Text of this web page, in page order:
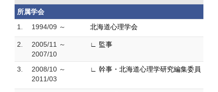
所属学会
1.
1994/09 ～ 北海道心理学会
2.
2005/11 ～
2007/10
∟ 監事
3.
2008/10 ～
2011/03
∟ 幹事・北海道心理学研究編集委員